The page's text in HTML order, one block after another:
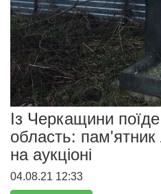
Із Черкащини
область: пам'ятник
на аукціоні
04.08.21 12:33